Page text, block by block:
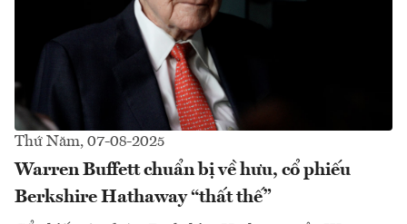
Thứ Năm, 07-08-2025
Warren Buffett chuẩn bị về hưu, cổ phiếu
Berkshire Hathaway “thất thế”